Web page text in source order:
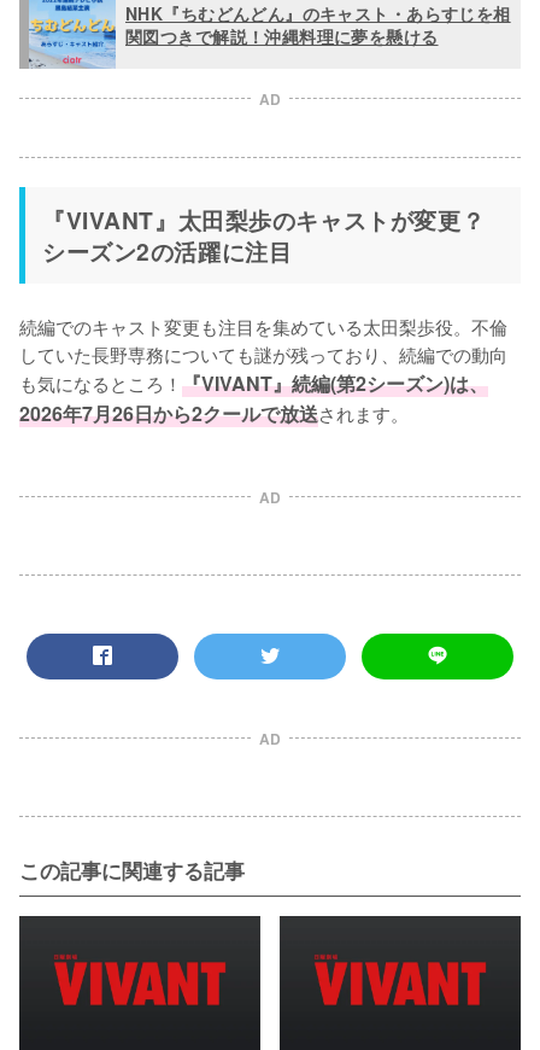
NHK『ちむどんどん』のキャスト・あらすじを相
関図つきで解説！沖縄料理に夢を懸ける
AD
『VIVANT』太田梨歩のキャストが変更？
シーズン2の活躍に注目
続編でのキャスト変更も注目を集めている太田梨歩役。不倫
していた長野専務についても謎が残っており、続編での動向
も気になるところ！ 『VIVANT』続編(第2シーズン)は、
2026年7月26日から2クールで放送されます。
AD
AD
この記事に関連する記事